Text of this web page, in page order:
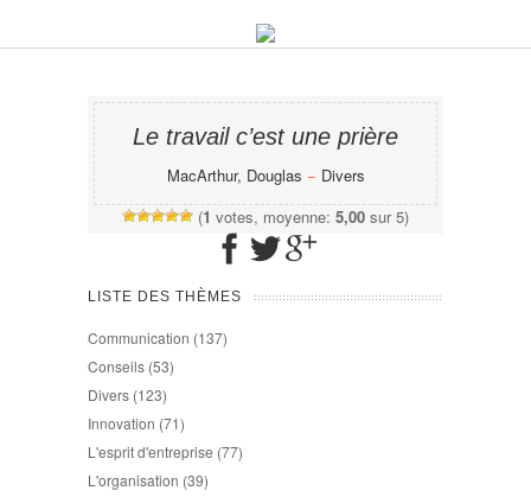
Le travail c’est une prière
MacArthur, Douglas − Divers
(1 votes, moyenne: 5,00 sur 5)
LISTE DES THÈMES
Communication (137)
Conseils (53)
Divers (123)
Innovation (71)
L'esprit d'entreprise (77)
L'organisation (39)